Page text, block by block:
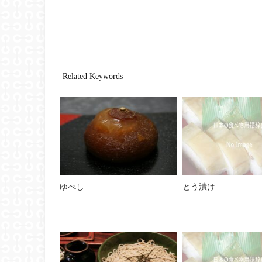
Related Keywords
ゆべし とう漬け